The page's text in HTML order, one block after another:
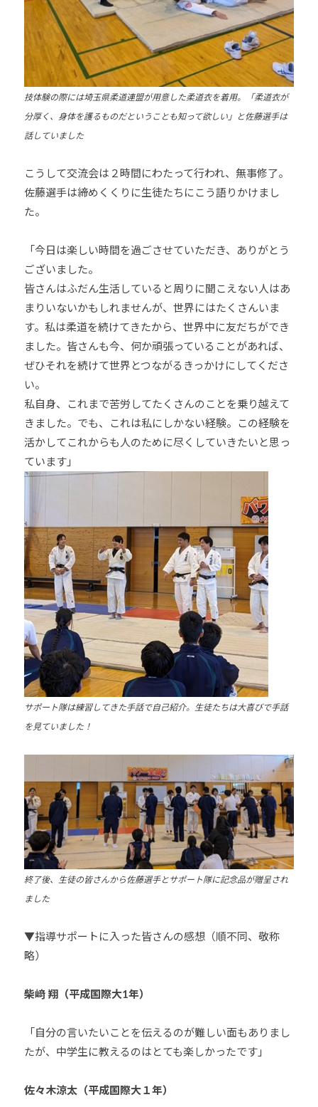
技体験の際には埼玉県柔道連盟が用意した柔道衣を着用。「柔道衣が
分厚く、身体を護るものだということも知って欲しい」と佐藤選手は
話していました
こうして交流会は２時間にわたって行われ、無事修了。
佐藤選手は締めくくりに生徒たちにこう語りかけまし
た。
「今日は楽しい時間を過ごさせていただき、ありがとう
ございました。
皆さんはふだん生活していると周りに聞こえない人はあ
まりいないかもしれませんが、世界にはたくさんいま
す。私は柔道を続けてきたから、世界中に友だちができ
ました。皆さんも今、何か頑張っていることがあれば、
ぜひそれを続けて世界とつながるきっかけにしてくださ
い。
私自身、これまで苦労してたくさんのことを乗り越えて
きました。でも、これは私にしかない経験。この経験を
活かしてこれからも人のために尽くしていきたいと思っ
ています」
サポート隊は練習してきた手話で自己紹介。生徒たちは大喜びで手話
を見ていました！
終了後、生徒の皆さんから佐藤選手とサポート隊に記念品が贈呈され
ました
▼指導サポートに入った皆さんの感想（順不同、敬称
略）
柴﨑 翔（平成国際大1年）
「自分の言いたいことを伝えるのが難しい面もありまし
たが、中学生に教えるのはとても楽しかったです」
佐々木涼太（平成国際大１年）